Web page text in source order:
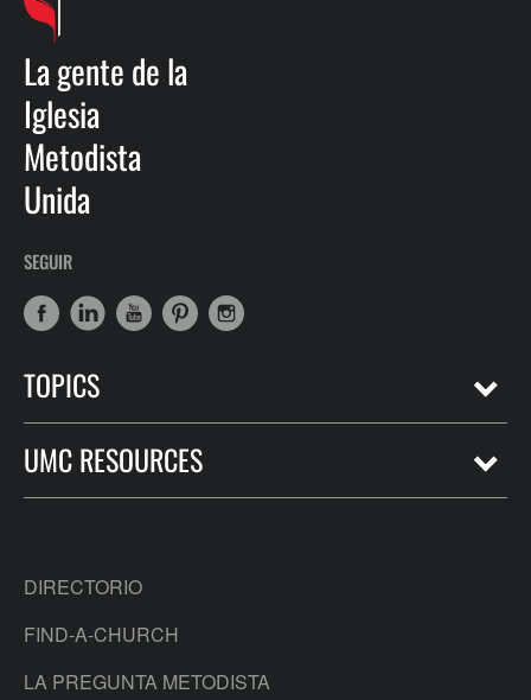
La gente de la
Iglesia
Metodista
Unida
SEGUIR
TOPICS
UMC RESOURCES
DIRECTORIO
FIND-A-CHURCH
LA PREGUNTA METODISTA